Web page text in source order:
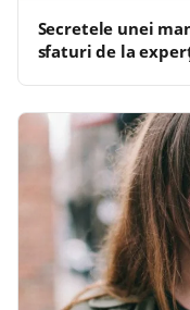
Secretele unei
sfaturi de la